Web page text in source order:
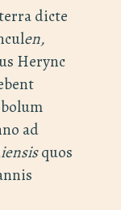
dicte
en,
Herync
ad
iensisquos